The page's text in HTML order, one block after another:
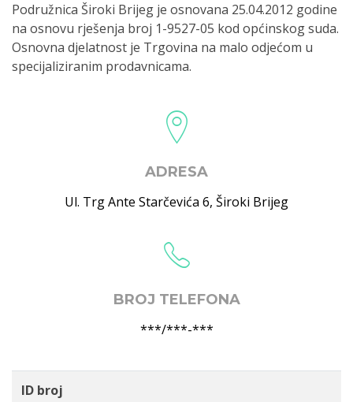
Podružnica Široki Brijeg je osnovana 25.04.2012 godine
na osnovu rješenja broj 1-9527-05 kod općinskog suda.
Osnovna djelatnost je Trgovina na malo odjećom u
specijaliziranim prodavnicama.
ADRESA
Ul. Trg Ante Starčevića 6, Široki Brijeg
BROJ TELEFONA
***/***-***
ID broj